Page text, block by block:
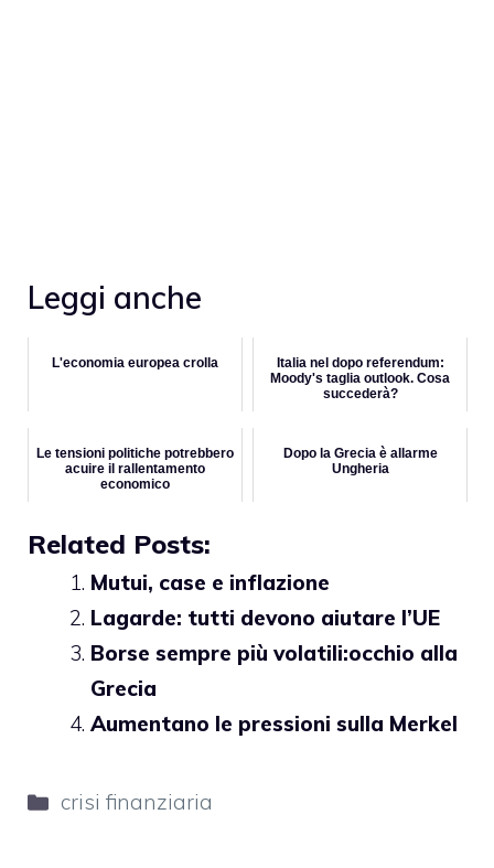
Leggi anche
L'economia europea crolla
Italia nel dopo referendum:
Moody's taglia outlook. Cosa
succederà?
Le tensioni politiche potrebbero
acuire il rallentamento
economico
Dopo la Grecia è allarme
Ungheria
Related Posts:
Mutui, case e inflazione
Lagarde: tutti devono aiutare l’UE
Borse sempre più volatili:occhio alla
Grecia
Aumentano le pressioni sulla Merkel
Categorie
crisi finanziaria